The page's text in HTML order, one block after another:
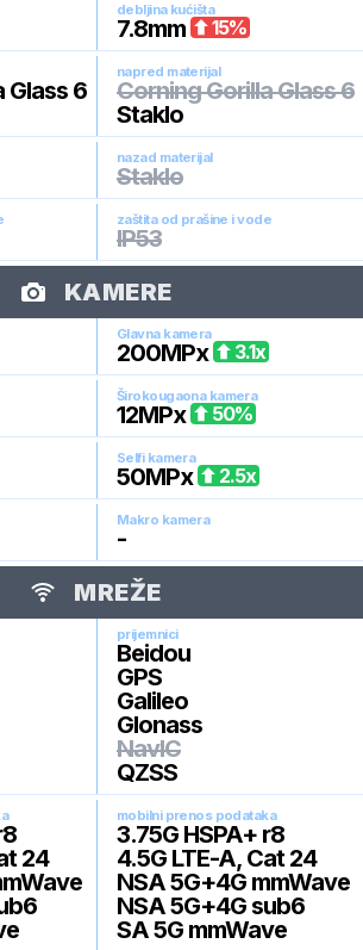
debljina kućišta
7.8mm 15%
Glass 6
napred materijal
Corning Gorilla Glass 6
Staklo
nazad materijal
Staklo
zaštita od prašine i vode
IP53
KAMERE
Glavna kamera
200MPx 3.1x
Širokougaona kamera
12MPx 50%
Selfi kamera
50MPx 2.5x
Makro kamera
-
MREŽE
prijemnici
Beidou
GPS
Galileo
Glonass
NavIC
QZSS
24
mobilni prenos podataka
3.75G HSPA+ r8
4.5G LTE-A, Cat 24
NSA 5G+4G mmWave
NSA 5G+4G sub6
SA 5G mmWave